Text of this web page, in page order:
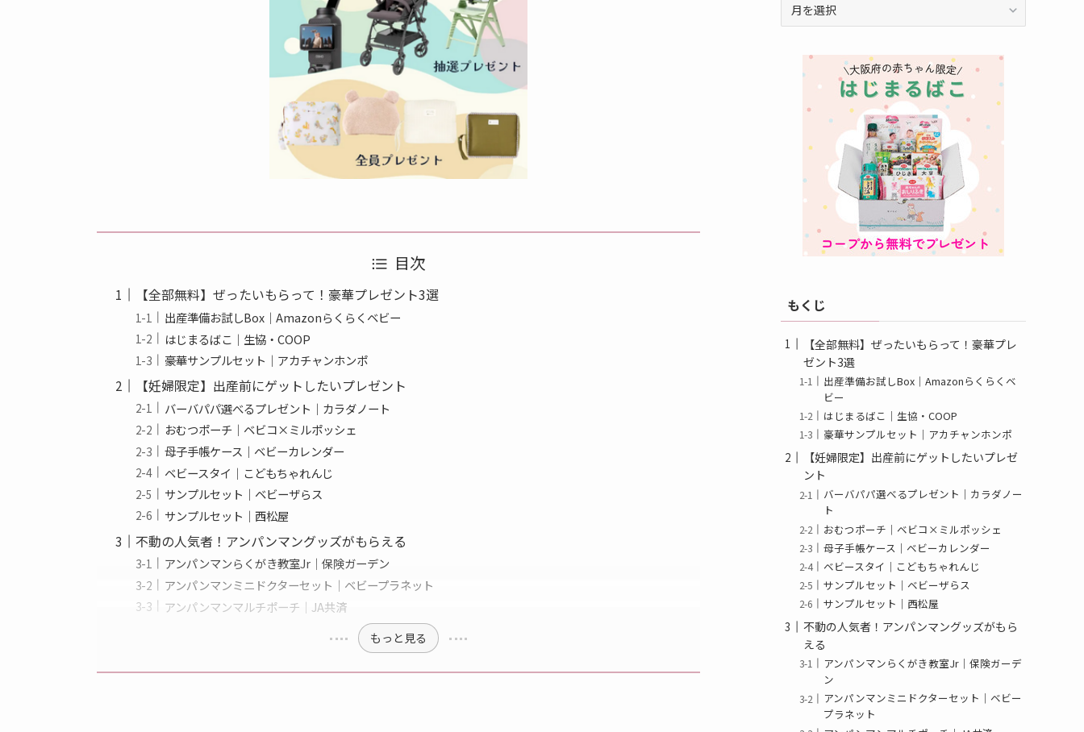
目次
【全部無料】ぜったいもらって！豪華プレゼント3選
出産準備お試しBox｜Amazonらくらくベビー
はじまるばこ｜生協・COOP
豪華サンプルセット｜アカチャンホンポ
【妊婦限定】出産前にゲットしたいプレゼント
バーバパパ選べるプレゼント｜カラダノート
おむつポーチ｜ベビコ×ミルポッシェ
母子手帳ケース｜ベビーカレンダー
ベビースタイ｜こどもちゃれんじ
サンプルセット｜ベビーザらス
サンプルセット｜西松屋
不動の人気者！アンパンマングッズがもらえる
アンパンマンらくがき教室Jr｜保険ガーデン
アンパンマンミニドクターセット｜ベビープラネット
アンパンマンマルチポーチ｜JA共済
もっと見る
もくじ
【全部無料】ぜったいもらって！豪華プレ
ゼント3選
出産準備お試しBox｜Amazonらくらくベ
ビー
はじまるばこ｜生協・COOP
豪華サンプルセット｜アカチャンホンポ
【妊婦限定】出産前にゲットしたいプレゼ
ント
バーバパパ選べるプレゼント｜カラダノー
ト
おむつポーチ｜ベビコ×ミルポッシェ
母子手帳ケース｜ベビーカレンダー
ベビースタイ｜こどもちゃれんじ
サンプルセット｜ベビーザらス
サンプルセット｜西松屋
不動の人気者！アンパンマングッズがもら
える
アンパンマンらくがき教室Jr｜保険ガーデ
ン
アンパンマンミニドクターセット｜ベビー
プラネット